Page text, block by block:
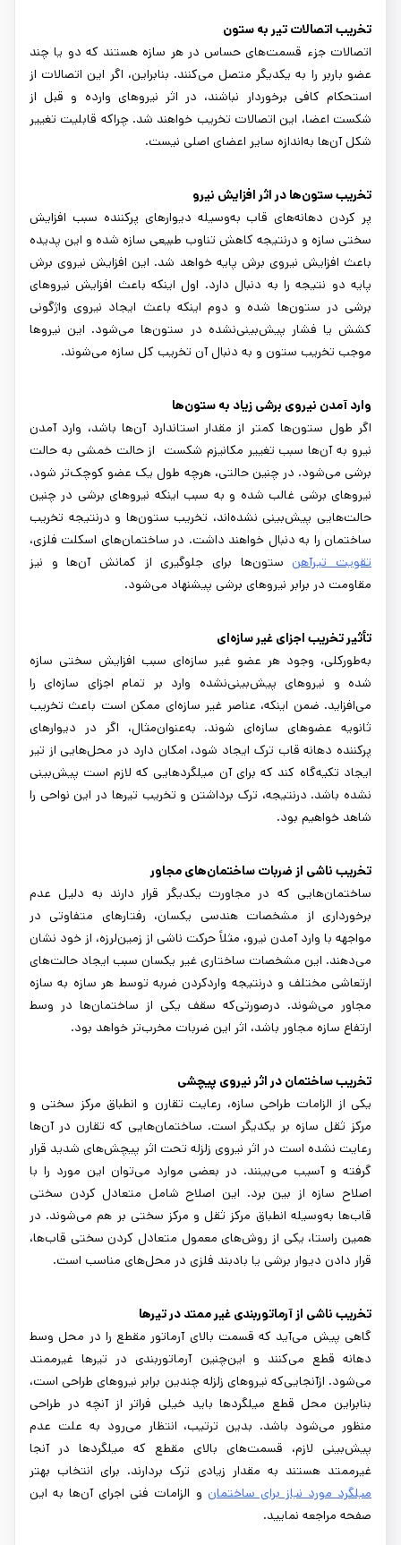
تخریب اتصالات تیر به ستون
اتصالات جزء قسمت‌های حساس در هر سازه هستند که دو یا چند
عضو باربر را به یکدیگر متصل می‌کنند. بنابراین، اگر این اتصالات از
استحکام کافی برخوردار نباشند، در اثر نیروهای وارده و قبل از
شکست اعضا، این اتصالات تخریب خواهند شد. چراکه قابلیت تغییر
شکل آن‌ها به‌اندازه سایر اعضای اصلی نیست.
تخریب ستون‌ها در اثر افزایش نیرو
پر کردن دهانه‌های قاب به‌وسیله دیوارهای پرکننده سبب افزایش
سختی سازه و درنتیجه کاهش تناوب طبیعی سازه شده و این پدیده
باعث افزایش نیروی برش پایه خواهد شد. این افزایش نیروی برش
پایه دو نتیجه را به دنبال دارد. اول اینکه باعث افزایش نیروهای
برشی در ستون‌ها شده و دوم اینکه باعث ایجاد نیروی واژگونی
کشش یا فشار پیش‌بینی‌نشده در ستون‌ها می‌شود. این نیروها
موجب تخریب ستون و به دنبال آن تخریب کل سازه می‌شوند.
وارد آمدن نیروی برشی زیاد به ستون‌ها
اگر طول ستون‌ها کمتر از مقدار استاندارد آن‌ها باشد، وارد آمدن
نیرو به آن‌ها سبب تغییر مکانیزم شکست از حالت خمشی به حالت
برشی می‌شود. در چنین حالتی، هرچه طول یک عضو کوچک‌تر شود،
نیروهای برشی غالب شده و به سبب اینکه نیروهای برشی در چنین
حالت‌هایی پیش‌بینی نشده‌اند، تخریب ستون‌ها و درنتیجه تخریب
ساختمان را به دنبال خواهند داشت. در ساختمان‌های اسکلت فلزی،
تقویت تیرآهن ستون‌ها برای جلوگیری از کمانش آن‌ها و نیز
مقاومت در برابر نیروهای برشی پیشنهاد می‌شود.
تأثیر تخریب اجزای غیر سازه‌ای
به‌طورکلی، وجود هر عضو غیر سازه‌ای سبب افزایش سختی سازه
شده و نیروهای پیش‌بینی‌نشده وارد بر تمام اجزای سازه‌ای را
می‌افزاید. ضمن اینکه، عناصر غیر سازه‌ای ممکن است باعث تخریب
ثانویه عضوهای سازه‌ای شوند. به‌عنوان‌مثال، اگر در دیوارهای
پرکننده دهانه قاب ترک ایجاد شود، امکان دارد در محل‌هایی از تیر
ایجاد تکیه‌گاه کند که برای آن میلگردهایی که لازم است پیش‌بینی
نشده باشد. درنتیجه، ترک برداشتن و تخریب تیرها در این نواحی را
شاهد خواهیم بود.
تخریب ناشی از ضربات ساختمان‌های مجاور
ساختمان‌هایی که در مجاورت یکدیگر قرار دارند به دلیل عدم
برخورداری از مشخصات هندسی یکسان، رفتارهای متفاوتی در
مواجهه با وارد آمدن نیرو، مثلاً حرکت ناشی از زمین‌لرزه، از خود نشان
می‌دهند. این مشخصات ساختاری غیر یکسان سبب ایجاد حالت‌های
ارتعاشی مختلف و درنتیجه واردکردن ضربه توسط هر سازه به سازه
مجاور می‌شوند. درصورتی‌که سقف یکی از ساختمان‌ها در وسط
ارتفاع سازه مجاور باشد، اثر این ضربات مخرب‌تر خواهد بود.
تخریب ساختمان در اثر نیروی پیچشی
یکی از الزامات طراحی سازه، رعایت تقارن و انطباق مرکز سختی و
مرکز ثقل سازه بر یکدیگر است. ساختمان‌هایی که تقارن در آن‌ها
رعایت نشده است در اثر نیروی زلزله تحت اثر پیچش‌های شدید قرار
گرفته و آسیب می‌بینند. در بعضی موارد می‌توان این مورد را با
اصلاح سازه از بین برد. این اصلاح شامل متعادل کردن سختی
قاب‌ها به‌وسیله انطباق مرکز ثقل و مرکز سختی بر هم می‌شوند. در
همین راستا، یکی از روش‌های معمول متعادل کردن سختی قاب‌ها،
قرار دادن دیوار برشی یا بادبند فلزی در محل‌های مناسب است.
تخریب ناشی از آرماتوربندی غیر ممتد در تیرها
گاهی پیش می‌آید که قسمت بالای آرماتور مقطع را در محل وسط
دهانه قطع می‌کنند و این‌چنین آرماتوربندی در تیرها غیرممتد
می‌شود. ازآنجایی‌که نیروهای زلزله چندین برابر نیروهای طراحی است،
بنابراین محل قطع میلگردها باید خیلی فراتر از آنچه در طراحی
منظور می‌شود باشد. بدین ترتیب، انتظار می‌رود به علت عدم
پیش‌بینی لازم، قسمت‌های بالای مقطع که میلگردها در آنجا
غیرممتد هستند به مقدار زیادی ترک بردارند. برای انتخاب بهتر
میلگرد مورد نیاز برای ساختمان و الزامات فنی اجرای آن‌ها به این
صفحه مراجعه نمایید.